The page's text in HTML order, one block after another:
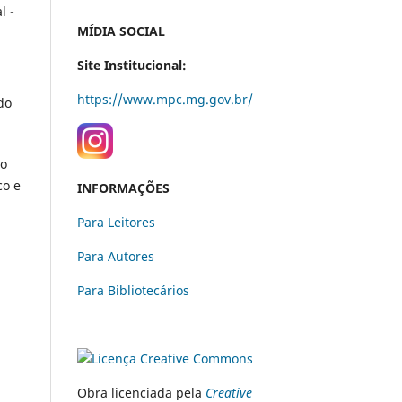
-
e
MÍDIA SOCIAL
Site Institucional:
https://www.mpc.mg.gov.br/
INFORMAÇÕES
Para Leitores
Para Autores
Para Bibliotecários
Obra licenciada pela Creative